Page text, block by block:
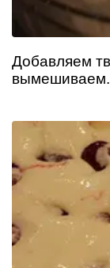
Добавляем
вымешиваем.